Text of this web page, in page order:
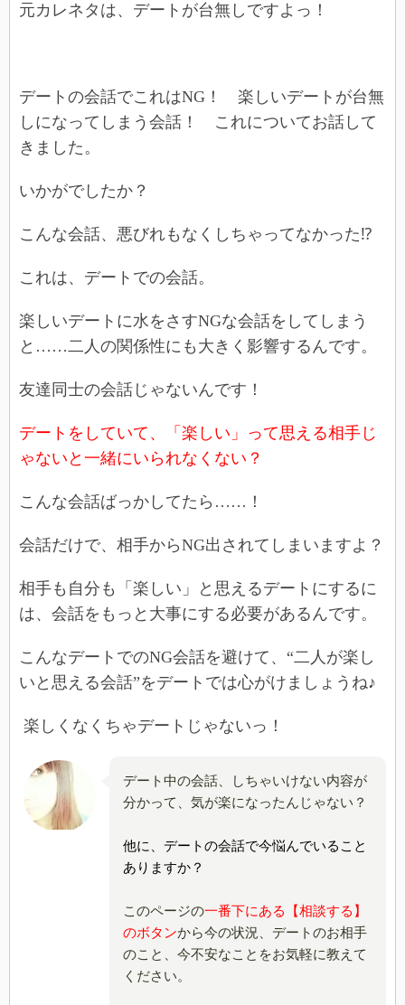
元カレネタは、デートが台無しですよっ！
デートの会話でこれはNG！ 楽しいデートが台無
しになってしまう会話！ これについてお話して
きました。
いかがでしたか？
こんな会話、悪びれもなくしちゃってなかった⁉
これは、デートでの会話。
楽しいデートに水をさすNGな会話をしてしまう
と……二人の関係性にも大きく影響するんです。
友達同士の会話じゃないんです！
デートをしていて、「楽しい」って思える相手じ
ゃないと一緒にいられなくない？
こんな会話ばっかしてたら……！
会話だけで、相手からNG出されてしまいますよ？
相手も自分も「楽しい」と思えるデートにするに
は、会話をもっと大事にする必要があるんです。
こんなデートでのNG会話を避けて、“二人が楽し
いと思える会話”をデートでは心がけましょうね♪
楽しくなくちゃデートじゃないっ！
デート中の会話、しちゃいけない内容が
分かって、気が楽になったんじゃない？
他に、デートの会話で今悩んでいること
ありますか？
このページの一番下にある【相談する】
のボタンから今の状況、デートのお相手
のこと、今不安なことをお気軽に教えて
ください。